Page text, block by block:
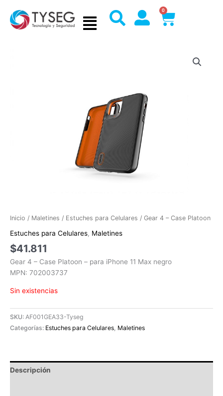
contenido
0
Cart
Inicio / Maletines / Estuches para Celulares / Gear 4 – Case Platoon
Estuches para Celulares, Maletines
$41.811
Gear 4 – Case Platoon – para iPhone 11 Max negro
MPN: 702003737
Sin existencias
SKU: AF001GEA33-Tyseg
Categorías: Estuches para Celulares, Maletines
Descripción